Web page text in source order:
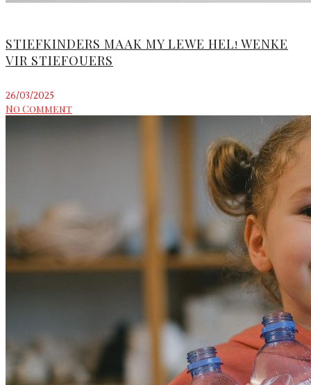
STIEFKINDERS MAAK MY LEWE HEL! WENKE
VIR STIEFOUERS
26/03/2025
No Comment